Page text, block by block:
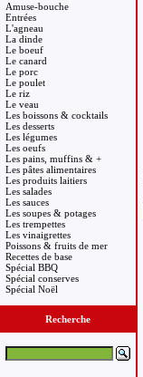
Amuse-bouche
Entrées
L'agneau
La dinde
Le boeuf
Le canard
Le porc
Le poulet
Le riz
Le veau
Les boissons & cocktails
Les desserts
Les légumes
Les oeufs
Les pains, muffins & +
Les pâtes alimentaires
Les produits laitiers
Les salades
Les sauces
Les soupes & potages
Les trempettes
Les vinaigrettes
Poissons & fruits de mer
Recettes de base
Spécial BBQ
Spécial conserves
Spécial Noël
Recherche